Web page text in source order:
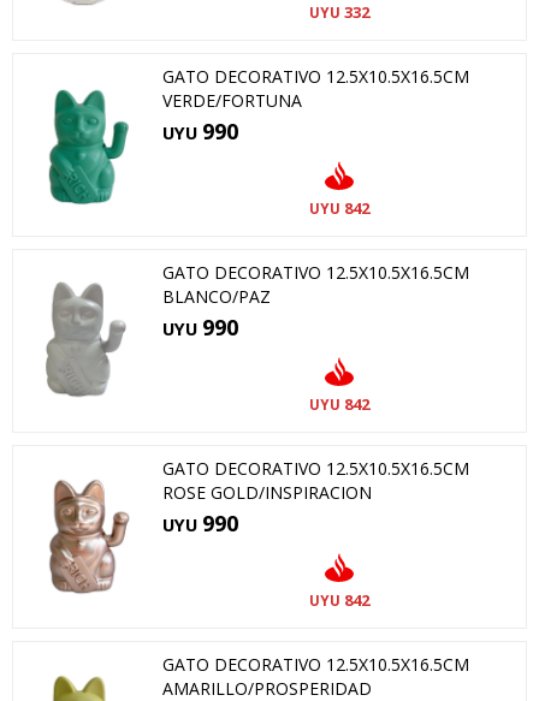
UYU 332
GATO DECORATIVO 12.5X10.5X16.5CM
VERDE/FORTUNA
UYU 990
UYU 842
GATO DECORATIVO 12.5X10.5X16.5CM
BLANCO/PAZ
UYU 990
UYU 842
GATO DECORATIVO 12.5X10.5X16.5CM
ROSE GOLD/INSPIRACION
UYU 990
UYU 842
GATO DECORATIVO 12.5X10.5X16.5CM
AMARILLO/PROSPERIDAD